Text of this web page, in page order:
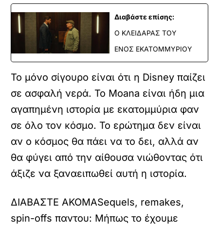
Διαβάστε επίσης:
Ο ΚΛΕΙΔΑΡΑΣ ΤΟΥ
ΕΝΟΣ ΕΚΑΤΟΜΜΥΡΙΟΥ
Το μόνο σίγουρο είναι ότι η Disney παίζει
σε ασφαλή νερά. Το Moana είναι ήδη μια
αγαπημένη ιστορία με εκατομμύρια φαν
σε όλο τον κόσμο. Το ερώτημα δεν είναι
αν ο κόσμος θα πάει να το δει, αλλά αν
θα φύγει από την αίθουσα νιώθοντας ότι
άξιζε να ξαναειπωθεί αυτή η ιστορία.
ΔΙΑΒΑΣΤΕ ΑΚΟΜΑSequels, remakes,
spin-offs παντου: Μήπως το έχουμε